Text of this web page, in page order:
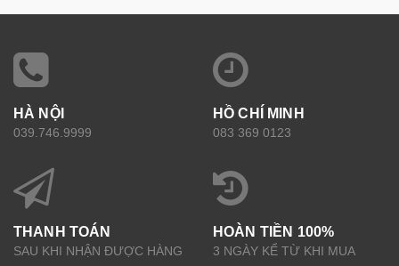
HÀ NỘI
039.746.9999
HỒ CHÍ MINH
083 369 0123
THANH TOÁN
SAU KHI NHẬN ĐƯỢC HÀNG
HOÀN TIỀN 100%
3 NGÀY KỂ TỪ KHI MUA